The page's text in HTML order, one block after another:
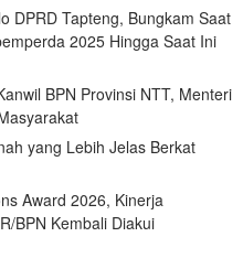
DPRD Tapteng, Bungkam Saat
2025 Hingga Saat Ini
BPN Provinsi NTT, Menteri
yang Lebih Jelas Berkat
Award 2026, Kinerja
BPN Kembali Diakui